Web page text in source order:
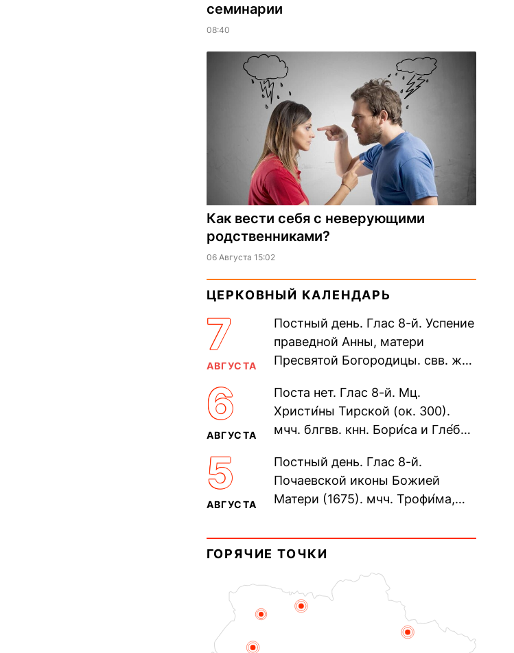
семинарии
08:40
Как вести себя с неверующими
родственниками?
06 Августа 15:02
ЦЕРКОВНЫЙ КАЛЕНДАРЬ
7
АВГУСТА
Постный день. Глас 8-й. Успение
праведной Анны, матери
Пресвятой Богородицы. свв. жен
прп. Евпракси́и девы,...
6
АВГУСТА
Поста нет. Глас 8-й. Мц.
Христи́ны Тирской (ок. 300).
мчч. блгвв. кнн. Бори́са и Гле́ба,
Дави́да (1015). Прп....
5
АВГУСТА
Постный день. Глас 8-й.
Почаевской иконы Божией
Матери (1675). мчч. Трофи́ма,
мучеников (284–305). прав.
воина Фео́дора...
ГОРЯЧИЕ ТОЧКИ